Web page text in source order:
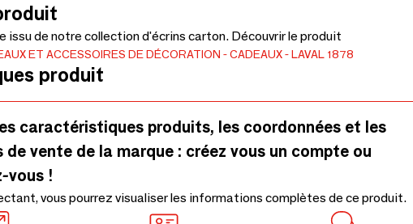
issu de notre collection d'écrins carton. Découvrir le produit
ET ACCESSOIRES DE DÉCORATION CADEAUX LAVAL 1878
produit
caractéristiques produits, les coordonnées et les
vente de la marque : créez vous un compte ou
vous !
vous pourrez visualiser les informations complètes de ce produit.